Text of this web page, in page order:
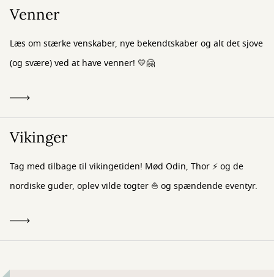
Venner
Læs om stærke venskaber, nye bekendtskaber og alt det sjove
(og svære) ved at have venner! 💛🤗
Vikinger
Tag med tilbage til vikingetiden! Mød Odin, Thor ⚡ og de
nordiske guder, oplev vilde togter ⛵ og spændende eventyr.